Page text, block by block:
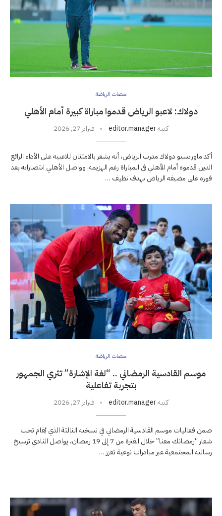
منصات الرياضة
دولاك: لاعبو الرياض قدموا مباراة كبيرة أمام الأهلي
كتبهeditor.manager فبراير 27, 2026
أكد ماوريسيو دولاك مدرب الرياض، أنه يشعر بالامتنان للاعبيه على الأداء الرائع
الذين قدموه أمام الأهلي في المباراة رغم الهزيمة. وواصل الأهلي انتصاراته بعد
فوزه على مضيفه الرياض بهدف نظيف …
منصات الرياضة
موسم القادسية الرمضاني .. “لغة الإشارة” تثري الجمهور
بتجربة تفاعلية
كتبهeditor.manager فبراير 27, 2026
ضمن فعاليات موسم القادسية الرمضاني في نسخته الثالثة الذي يُقام تحت
شعار “رمضانك معنا” خلال الفترة من 7 إلى 19 رمضان، يواصل النادي ترسيخ
رسالته المجتمعية عبر مبادرات نوعية تعزز …